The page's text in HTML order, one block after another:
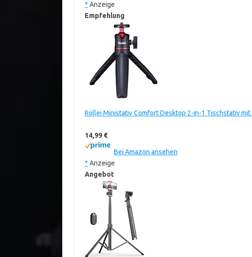
* Anzeige
Empfehlung
Rollei Ministativ Comfort Desktop 2-in-1 Tischstativ
14,99 €
Bei Amazon ansehen
* Anzeige
Angebot